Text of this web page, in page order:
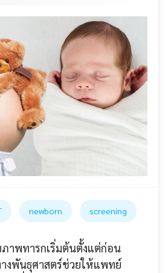
newborn screening
าพทารกเริ่มต้นตั้งแต่ก่อน
งพันธุศาสตร์ช่วยให้แพทย์